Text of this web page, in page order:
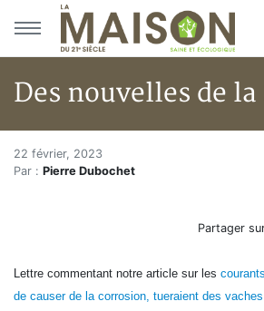
Aller au menu principal
Aller au contenu principal
Des nouvelles de la
Accueil
Articles
Des nouvelles de la Suisse
Des nouvelles de la
22 février, 2023
Par : Pierre Dubochet
Partager
Lettre commentant notre article sur les
de causer de la corrosion, tueraient des vaches